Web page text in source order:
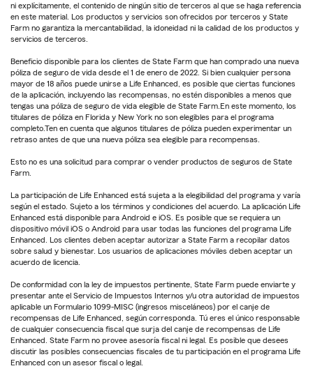
ni explícitamente, el contenido de ningún sitio de terceros al que se haga referencia
en este material. Los productos y servicios son ofrecidos por terceros y State
Farm no garantiza la mercantabilidad, la idoneidad ni la calidad de los productos y
servicios de terceros.
Beneficio disponible para los clientes de State Farm que han comprado una nueva
póliza de seguro de vida desde el 1 de enero de 2022. Si bien cualquier persona
mayor de 18 años puede unirse a Life Enhanced, es posible que ciertas funciones
de la aplicación, incluyendo las recompensas, no estén disponibles a menos que
tengas una póliza de seguro de vida elegible de State Farm.En este momento, los
titulares de póliza en Florida y New York no son elegibles para el programa
completo.Ten en cuenta que algunos titulares de póliza pueden experimentar un
retraso antes de que una nueva póliza sea elegible para recompensas.
Esto no es una solicitud para comprar o vender productos de seguros de State
Farm.
La participación de Life Enhanced está sujeta a la elegibilidad del programa y varía
según el estado. Sujeto a los términos y condiciones del acuerdo. La aplicación Life
Enhanced está disponible para Android e iOS. Es posible que se requiera un
dispositivo móvil iOS o Android para usar todas las funciones del programa Life
Enhanced. Los clientes deben aceptar autorizar a State Farm a recopilar datos
sobre salud y bienestar. Los usuarios de aplicaciones móviles deben aceptar un
acuerdo de licencia.
De conformidad con la ley de impuestos pertinente, State Farm puede enviarte y
presentar ante el Servicio de Impuestos Internos y/u otra autoridad de impuestos
aplicable un Formulario 1099-MISC (ingresos misceláneos) por el canje de
recompensas de Life Enhanced, según corresponda. Tú eres el único responsable
de cualquier consecuencia fiscal que surja del canje de recompensas de Life
Enhanced. State Farm no provee asesoría fiscal ni legal. Es posible que desees
discutir las posibles consecuencias fiscales de tu participación en el programa Life
Enhanced con un asesor fiscal o legal.